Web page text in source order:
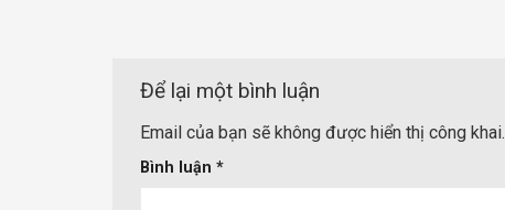
Để lại một bình luận
Email của bạn sẽ không được hiển thị công khai.
Bình luận *